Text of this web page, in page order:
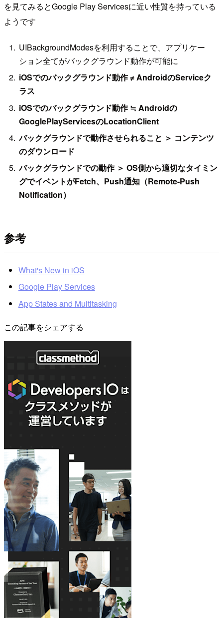
を見てみるとGoogle Play Servicesに近い性質を持っている
ようです
UIBackgroundModesを利用することで、アプリケー
ション全てがバックグラウンド動作が可能に
iOSでのバックグラウンド動作 ≠ AndroidのServiceク
ラス
iOSでのバックグラウンド動作 ≒ Androidの
GooglePlayServicesのLocationClient
バックグラウンドで動作させられること ＞ コンテンツ
のダウンロード
バックグラウンドでの動作 ＞ OS側から適切なタイミン
グでイベントがFetch、Push通知（Remote-Push
Notification）
参考
What's New in iOS
Google Play Services
App States and Multitasking
この記事をシェアする